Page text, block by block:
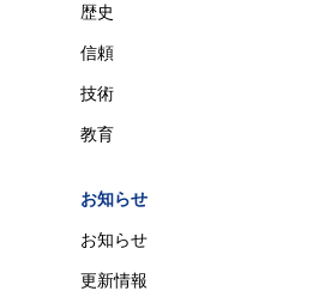
歴史
信頼
技術
教育
お知らせ
お知らせ
更新情報